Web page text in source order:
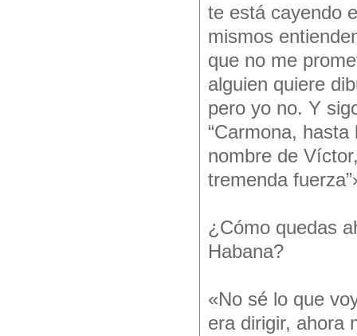
te está cayendo
mismos
que no me
alguien quiere
pero yo no. Y
“Carmona,
nombre de
tremenda
¿Cómo quedas
Habana?
«No sé lo que
era dirigir, ahora